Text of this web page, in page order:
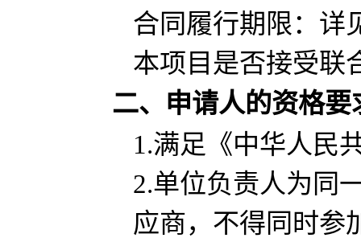
合同履行期限： 详
本项目是否接受联
二、申请人的资格要
1.满足《中华人民
2.单位负责人为同
应商，不得同时参